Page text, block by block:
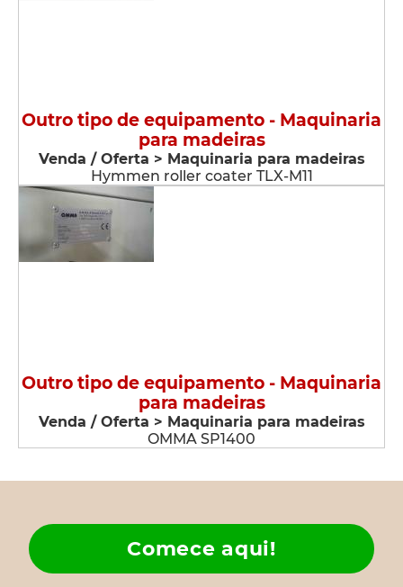
Outro tipo de equipamento - Maquinaria
para madeiras
Venda / Oferta > Maquinaria para madeiras
Hymmen roller coater TLX-M11
Outro tipo de equipamento - Maquinaria
para madeiras
Venda / Oferta > Maquinaria para madeiras
OMMA SP1400
Comece aqui!